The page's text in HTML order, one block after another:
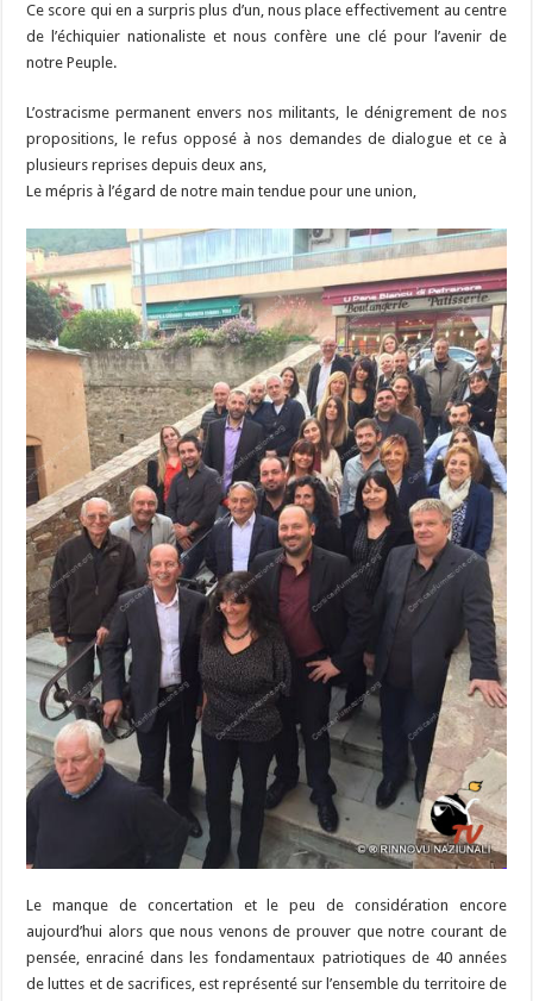
Ce score qui en a surpris plus d’un, nous place effectivement au centre
de l’échiquier nationaliste et nous confère une clé pour l’avenir de
notre Peuple.
L’ostracisme permanent envers nos militants, le dénigrement de nos
propositions, le refus opposé à nos demandes de dialogue et ce à
plusieurs reprises depuis deux ans,
Le mépris à l’égard de notre main tendue pour une union,
Le manque de concertation et le peu de considération encore
aujourd’hui alors que nous venons de prouver que notre courant de
pensée, enraciné dans les fondamentaux patriotiques de 40 années
de luttes et de sacrifices, est représenté sur l’ensemble du territoire de